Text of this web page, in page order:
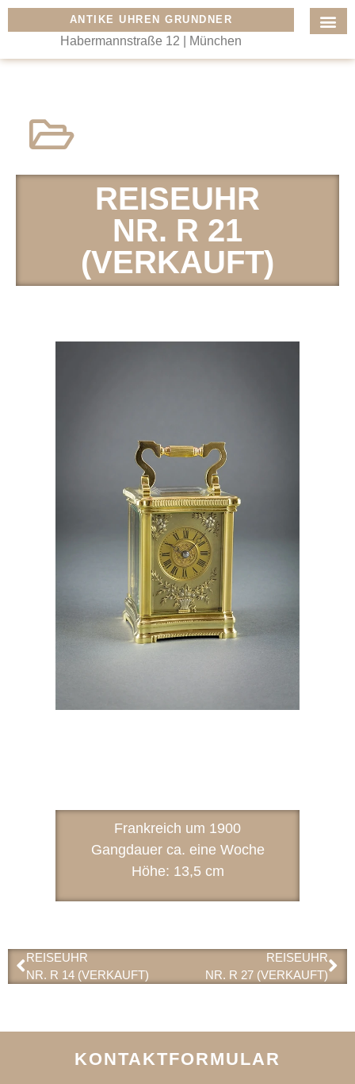
ANTIKE UHREN GRUNDNER
Habermannstraße 12 | München
REISEUHR
NR. R 21
(VERKAUFT)
Frankreich um 1900
Gangdauer ca. eine Woche
Höhe: 13,5 cm
REISEUHR
NR. R 14 (VERKAUFT)
REISEUHR
NR. R 27 (VERKAUFT)
KONTAKTFORMULAR